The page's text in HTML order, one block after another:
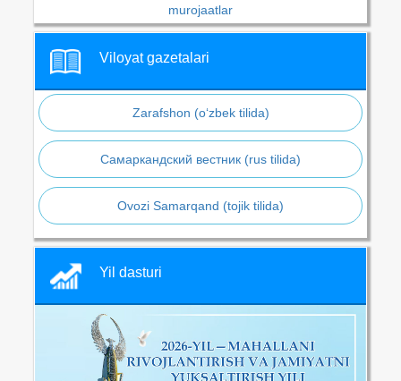
murojaatlar
Viloyat gazetalari
Zarafshon (o‘zbek tilida)
Самаркандский вестник (rus tilida)
Ovozi Samarqand (tojik tilida)
Yil dasturi